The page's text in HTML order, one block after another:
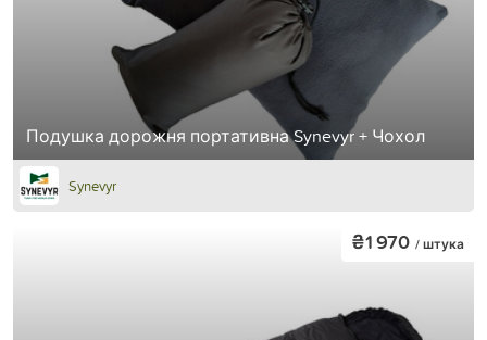
Подушка дорожня портативна Synevyr + Чохол
Synevyr
₴1 970 / штука